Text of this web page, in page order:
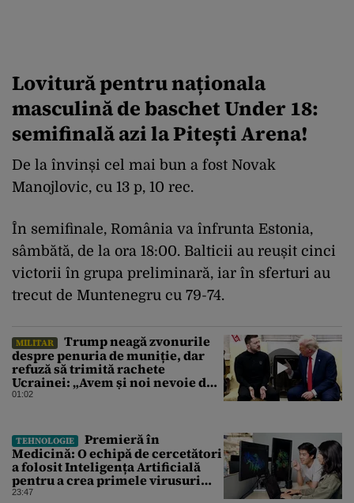
Lovitură pentru naționala
masculină de baschet Under 18:
semifinală azi la Pitești Arena!
De la învinși cel mai bun a fost Novak
Manojlovic, cu 13 p, 10 rec.
În semifinale, România va înfrunta Estonia,
sâmbătă, de la ora 18:00. Balticii au reușit cinci
victorii în grupa preliminară, iar în sferturi au
trecut de Muntenegru cu 79-74.
MILITAR
Trump neagă zvonurile
despre penuria de muniție, dar
refuză să trimită rachete
Ucrainei: „Avem și noi nevoie de
rachete”
01:02
TEHNOLOGIE
Premieră în
Medicină: O echipă de cercetători
a folosit Inteligența Artificială
pentru a crea primele virusuri
sintetice la tratarea de E.coli
23:47